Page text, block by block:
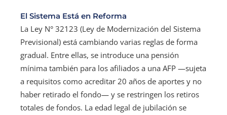
El Sistema Está en Reforma
La Ley N° 32123 (Ley de Modernización del Sistema
Previsional) está cambiando varias reglas de forma
gradual. Entre ellas, se introduce una pensión
mínima también para los afiliados a una AFP —sujeta
a requisitos como acreditar 20 años de aportes y no
haber retirado el fondo— y se restringen los retiros
totales de fondos. La edad legal de jubilación se